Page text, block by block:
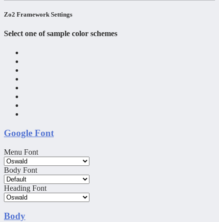
Zo2 Framework Settings
Select one of sample color schemes
Google Font
Menu Font
Body Font
Heading Font
Body